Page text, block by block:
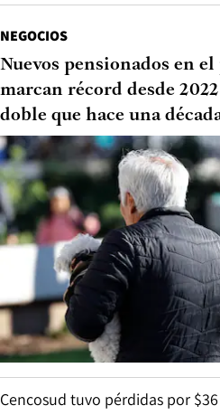
NEGOCIOS
Nuevos pensionados en
marcan récord desde
doble que hace una
Cencosud tuvo pérdidas por